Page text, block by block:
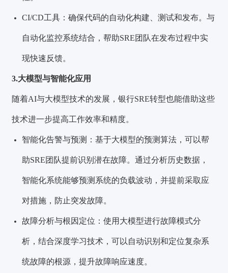
CI/CD工具：确保代码的自动化构建、测试和发布。与
自动化监控系统结合，帮助SRE团队在发布过程中实
现快速反馈。
3.大模型与智能化应用
随着AI与大模型技术的发展，银行SRE转型也能借助这些
技术进一步提高工作效率和精度。
智能化告警与预测：基于大模型的预测算法，可以帮
助SRE团队提前识别潜在故障。通过分析历史数据，
智能化系统能够预测系统的负载波动，并提前采取应
对措施，防止突发故障。
故障分析与根因定位：使用大模型进行故障模式分
析，结合深度学习技术，可以自动识别和定位复杂系
统故障的根源，提升故障响应速度。